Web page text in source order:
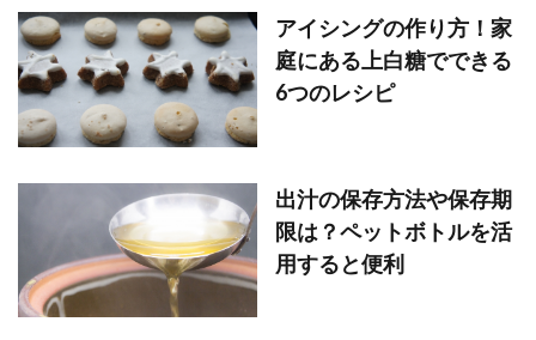
アイシングの作り方！家
庭にある上白糖でできる
6つのレシピ
出汁の保存方法や保存期
限は？ペットボトルを活
用すると便利